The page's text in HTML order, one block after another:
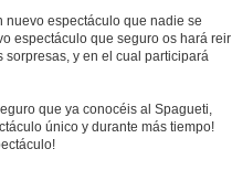
nuevo espectáculo que nadie se
espectáculo que seguro os hará reir
sorpresas, y en el cual participará
que ya conocéis al Spagueti,
único y durante más tiempo!